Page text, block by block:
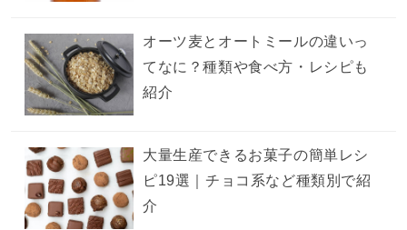
オーツ麦とオートミールの違いっ
てなに？種類や食べ方・レシピも
紹介
大量生産できるお菓子の簡単レシ
ピ19選｜チョコ系など種類別で紹
介